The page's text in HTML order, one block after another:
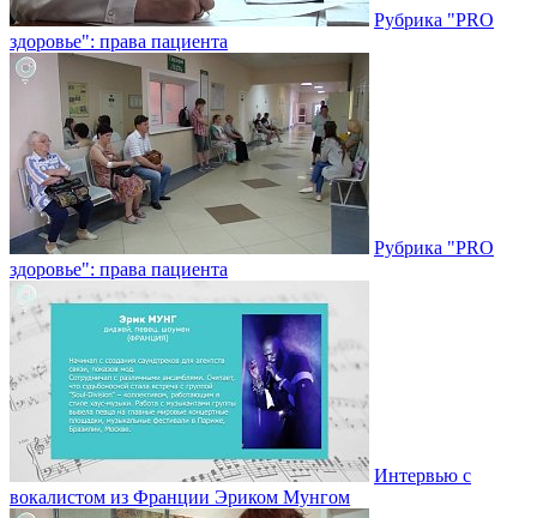
Рубрика "PRO
здоровье": права пациента
Рубрика "PRO
здоровье": права пациента
Интервью с
вокалистом из Франции Эриком Мунгом